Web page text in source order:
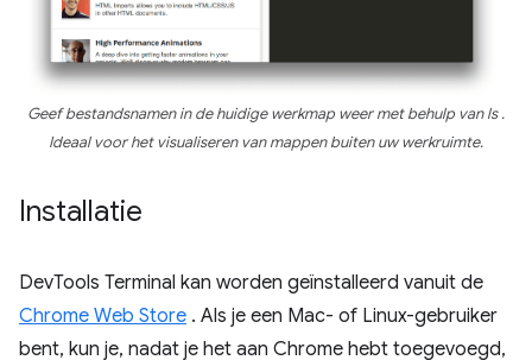
Geef bestandsnamen in de huidige werkmap weer met behulp vanls.
Ideaal voor het visualiseren van mappen buiten uw werkruimte.
Installatie
DevTools Terminal kan worden geïnstalleerd vanuit de
Chrome Web Store . Als je een Mac- of Linux-gebruiker
bent, kun je, nadat je het aan Chrome hebt toegevoegd,